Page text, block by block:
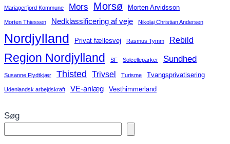
Mariagerfjord Kommune Mors Morsø Morten Arvidsson
Morten Thiessen Nedklassificering af veje Nikolaj Christian Andersen
Nordjylland Privat fællesvej Rasmus Tymm Rebild
Region Nordjylland SF Solcelleparker Sundhed
Susanne Flydtkjær Thisted Trivsel Turisme Tvangsprivatisering
Udenlandsk arbejdskraft VE-anlæg Vesthimmerland
Søg